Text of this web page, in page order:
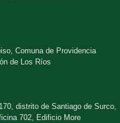
Comuna de Providencia
de Los Ríos
distrito de Santiago de Surco,
702, Edificio More